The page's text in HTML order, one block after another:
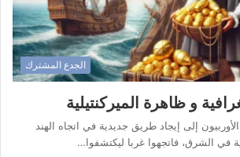
الجدع المشترك
و ظاهرة الميركنتيلية
إلى إيجاد طريق جديدية في اتجاه الهند
في الشرق، فاتجهوا غربا ليكتشفوا…